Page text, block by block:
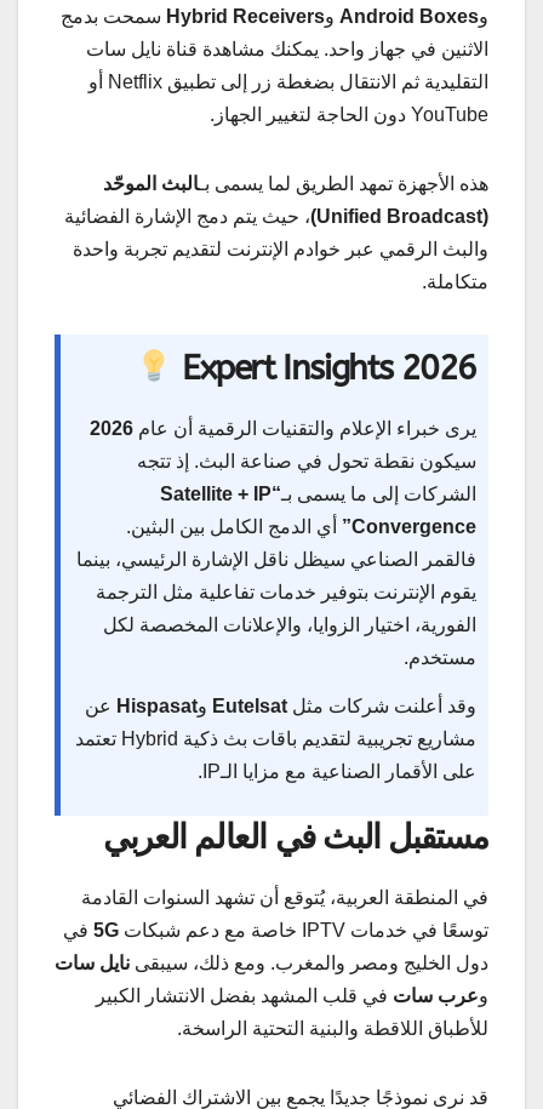
وAndroid Boxes وHybrid Receivers سمحت بدمج
الاثنين في جهاز واحد. يمكنك مشاهدة قناة نايل سات
التقليدية ثم الانتقال بضغطة زر إلى تطبيق Netflix أو
YouTube دون الحاجة لتغيير الجهاز.
هذه الأجهزة تمهد الطريق لما يسمى بـالبث الموحّد
(Unified Broadcast)
، حيث يتم دمج الإشارة الفضائية
والبث الرقمي عبر خوادم الإنترنت لتقديم تجربة واحدة
متكاملة.
Expert Insights 2026
يرى خبراء الإعلام والتقنيات الرقمية أن عام 2026
سيكون نقطة تحول في صناعة البث. إذ تتجه
الشركات إلى ما يسمى بـ “Satellite + IP
Convergence”
أي الدمج الكامل بين البثين.
فالقمر الصناعي سيظل ناقل الإشارة الرئيسي، بينما
يقوم الإنترنت بتوفير خدمات تفاعلية مثل الترجمة
الفورية، اختيار الزوايا، والإعلانات المخصصة لكل
مستخدم.
وقد أعلنت شركات مثل Eutelsat وHispasat عن
مشاريع تجريبية لتقديم باقات بث ذكية Hybrid تعتمد
على الأقمار الصناعية مع مزايا الـIP.
مستقبل البث في العالم العربي
في المنطقة العربية، يُتوقع أن تشهد السنوات القادمة
توسعًا في خدمات IPTV خاصة مع دعم شبكات
5G في
دول الخليج ومصر والمغرب. ومع ذلك، سيبقى نايل سات
وعرب سات في قلب المشهد بفضل الانتشار الكبير
للأطباق اللاقطة والبنية التحتية الراسخة.
قد نرى نموذجًا جديدًا يجمع بين الاشتراك الفضائي